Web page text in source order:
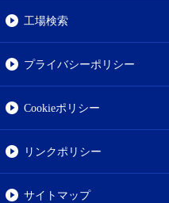
工場検索
プライバシーポリシー
Cookieポリシー
リンクポリシー
サイトマップ